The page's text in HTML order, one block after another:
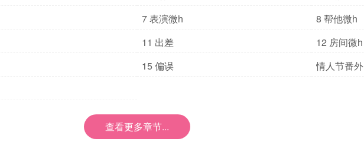
7 表演微h
8 帮他微h
11 出差
12 房间微h
15 偏误
情人节番外
查看更多章节...